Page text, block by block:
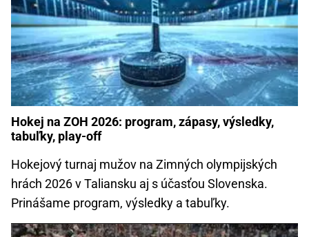
Hokej na ZOH 2026: program, zápasy, výsledky,
tabuľky, play-off
Hokejový turnaj mužov na Zimných olympijských
hrách 2026 v Taliansku aj s účasťou Slovenska.
Prinášame program, výsledky a tabuľky.